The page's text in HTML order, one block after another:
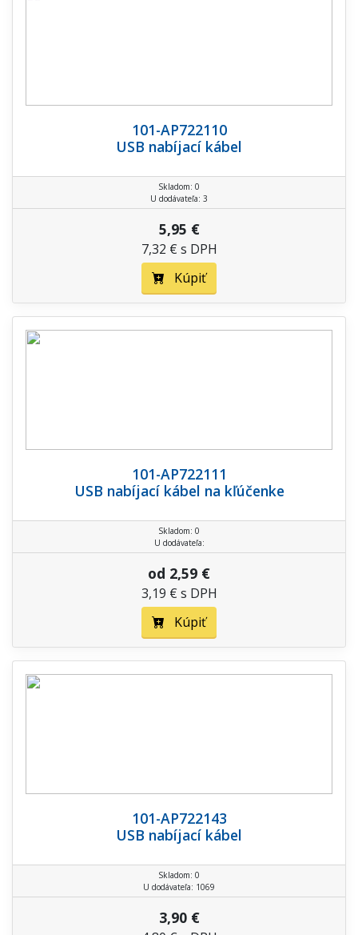
101-AP722110
USB nabíjací kábel
Skladom: 0
U dodávateľa: 3
5,95 €
7,32 € s DPH
Kúpiť
101-AP722111
USB nabíjací kábel na kľúčenke
Skladom: 0
U dodávateľa:
od 2,59 €
3,19 € s DPH
Kúpiť
101-AP722143
USB nabíjací kábel
Skladom: 0
U dodávateľa: 1069
3,90 €